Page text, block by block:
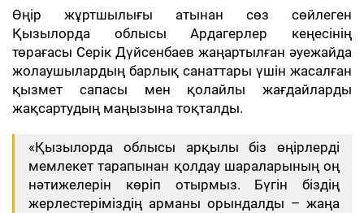
Өңір жұртшылығы атынан сөз сөйлеген
Қызылорда облысы Ардагерлер кеңесінің
төрағасы Серік Дүйсенбаев жаңартылған әуежайда
жолаушылардың барлық санаттары үшін жасалған
қызмет сапасы мен қолайлы жағдайларды
жақсартудың маңызына тоқталды.
«Қызылорда облысы арқылы біз өңірлерді
мемлекет тарапынан қолдау шараларының оң
нәтижелерін көріп отырмыз. Бүгін біздің
жерлестеріміздің арманы орындалды – жаңа